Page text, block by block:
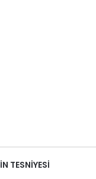
TESNİYESİ